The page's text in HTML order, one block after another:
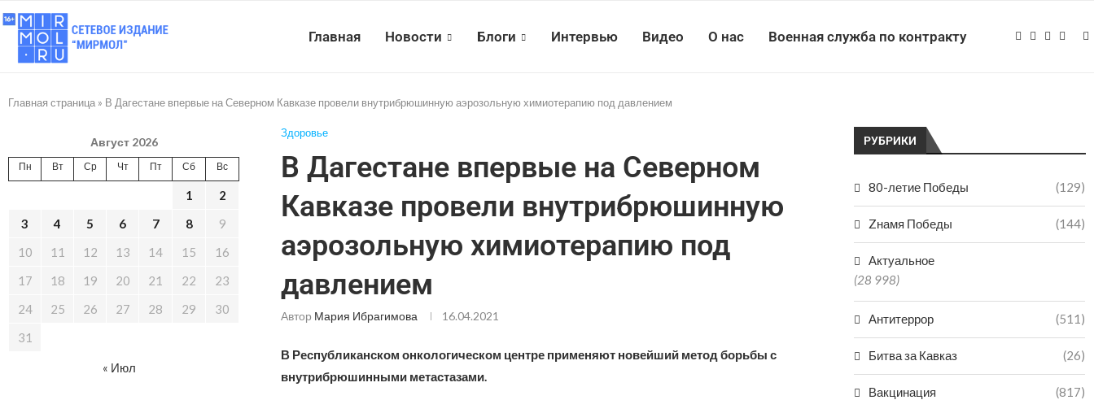
Главная Новости Блоги Интервью Видео О нас Военная служба по контракту
Главная страница » В Дагестане впервые на Северном Кавказе провели внутрибрюшинную аэрозольную химиотерапию под давлением
Здоровье
В Дагестане впервые на Северном
Кавказе провели внутрибрюшинную
аэрозольную химиотерапию под
давлением
Автор Мария Ибрагимова 16.04.2021
В Республиканском онкологическом центре применяют новейший метод борьбы с
внутрибрюшинными метастазами.
РУБРИКИ
80-летие Победы (129)
Zнамя Победы (144)
Актуальное
(28 998)
Антитеррор (511)
Битва за Кавказ (26)
Вакцинация (817)
Август 2026
Пн Вт Ср Чт Пт Сб Вс
1
2
3
4 5 6 7 8
9
10
11 12 13 14 15
16
17
18 19 20 21 22
23
24
25 26 27 28 29
30
31
« Июл